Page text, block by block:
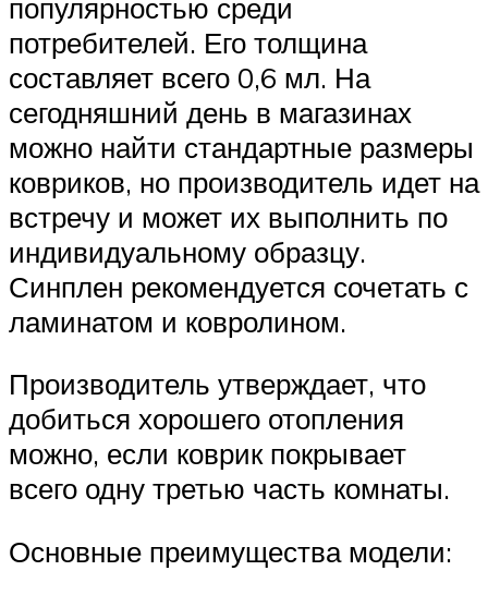
популярностью среди
потребителей. Его толщина
составляет всего 0,6 мл. На
сегодняшний день в магазинах
можно найти стандартные размеры
ковриков, но производитель идет на
встречу и может их выполнить по
индивидуальному образцу.
Синплен рекомендуется сочетать с
ламинатом и ковролином.
Производитель утверждает, что
добиться хорошего отопления
можно, если коврик покрывает
всего одну третью часть комнаты.
Основные преимущества модели: